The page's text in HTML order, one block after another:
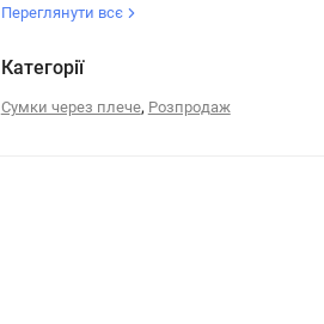
Переглянути всє
Категорії
Сумки через плече, Розпродаж